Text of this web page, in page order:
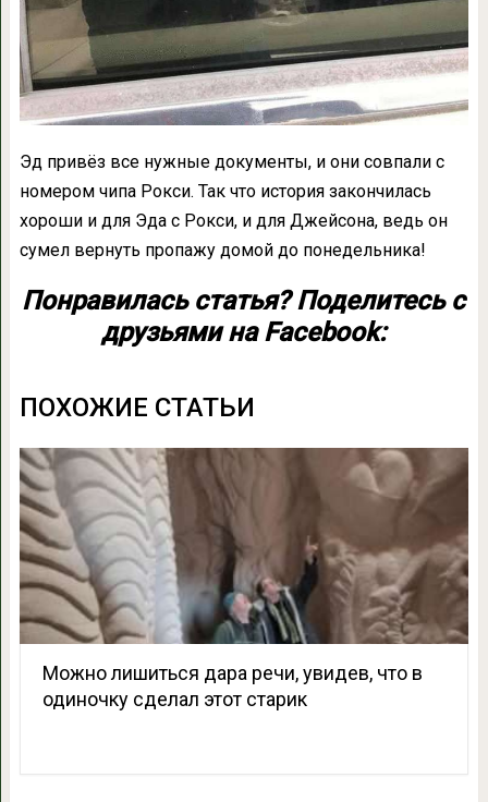
Эд привёз все нужные документы, и они совпали с
номером чипа Рокси. Так что история закончилась
хороши и для Эда с Рокси, и для Джейсона, ведь он
сумел вернуть пропажу домой до понедельника!
Понравилась статья? Поделитесь с
друзьями на Facebook:
ПОХОЖИЕ СТАТЬИ
Можно лишиться дара речи, увидев, что в
одиночку сделал этот старик